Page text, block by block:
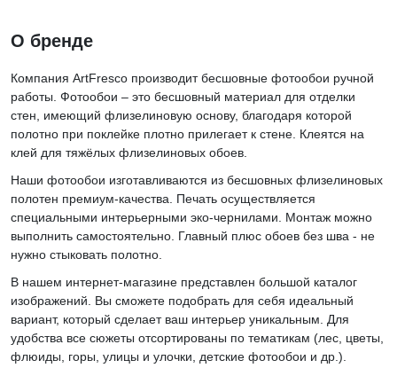
О бренде
Компания ArtFresco производит бесшовные фотообои ручной
работы. Фотообои – это бесшовный материал для отделки
стен, имеющий флизелиновую основу, благодаря которой
полотно при поклейке плотно прилегает к стене. Клеятся на
клей для тяжёлых флизелиновых обоев.
Наши фотообои изготавливаются из бесшовных флизелиновых
полотен премиум-качества. Печать осуществляется
специальными интерьерными эко-чернилами. Монтаж можно
выполнить самостоятельно. Главный плюс обоев без шва - не
нужно стыковать полотно.
В нашем интернет-магазине представлен большой каталог
изображений. Вы сможете подобрать для себя идеальный
вариант, который сделает ваш интерьер уникальным. Для
удобства все сюжеты отсортированы по тематикам (лес, цветы,
флюиды, горы, улицы и улочки, детские фотообои и др.).